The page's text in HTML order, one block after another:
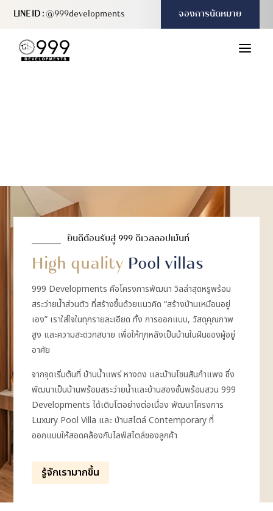
LINE ID : @999developments จองการนัดหมาย
a
ยินดีต้อนรับสู่ 999 ดีเวลลอปเม้นท์
High quality Pool villas
999 Developments คือโครงการพัฒนา วิลล่าสุดหรูพร้อม
สระว่ายน้ำส่วนตัว ที่สร้างขึ้นด้วยแนวคิด “สร้างบ้านเหมือนอยู่
เอง” เราใส่ใจในทุกรายละเอียด ทั้ง การออกแบบ, วัสดุคุณภาพ
สูง และความสะดวกสบาย เพื่อให้ทุกหลังเป็นบ้านในฝันของผู้อยู่
อาศัย
จากจุดเริ่มต้นที่ บ้านน้ำแพร่ หางดง และบ้านโซนสันกำแพง ซึ่ง
พัฒนาเป็นบ้านพร้อมสระว่ายน้ำและบ้านสองชั้นพร้อมสวน 999
Developments ได้เติบโตอย่างต่อเนื่อง พัฒนาโครงการ
Luxury Pool Villa และ บ้านสไตล์ Contemporary ที่
ออกแบบให้สอดคล้องกับไลฟ์สไตล์ของลูกค้า
รู้จักเรามากขึ้น